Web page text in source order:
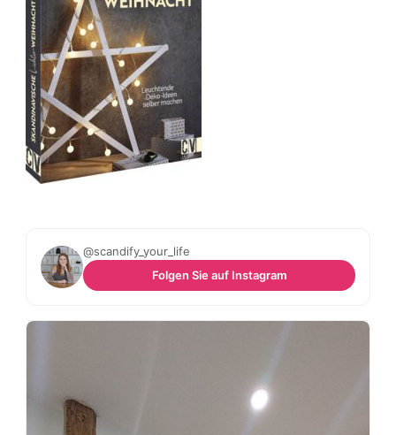
@scandify_your_life
Folgen Sie auf Instagram